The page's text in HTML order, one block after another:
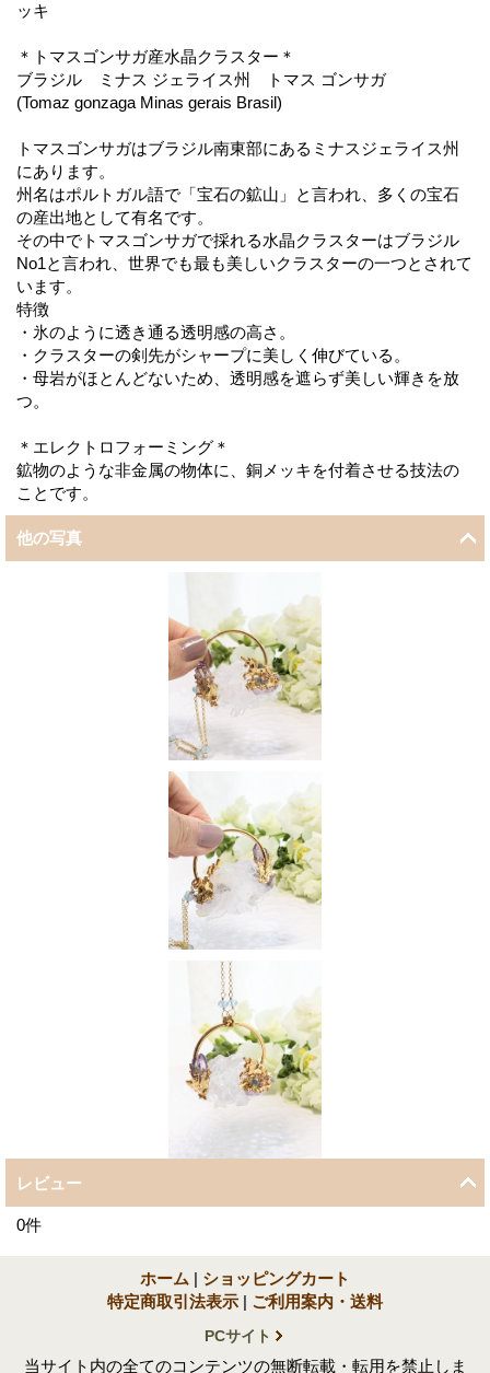
ッキ
＊トマスゴンサガ産水晶クラスター＊
ブラジル ミナス ジェライス州 トマス ゴンサガ
(Tomaz gonzaga Minas gerais Brasil)
トマスゴンサガはブラジル南東部にあるミナスジェライス州
にあります。
州名はポルトガル語で「宝石の鉱山」と言われ、多くの宝石
の産出地として有名です。
その中でトマスゴンサガで採れる水晶クラスターはブラジル
No1と言われ、世界でも最も美しいクラスターの一つとされて
います。
特徴
・氷のように透き通る透明感の高さ。
・クラスターの剣先がシャープに美しく伸びている。
・母岩がほとんどないため、透明感を遮らず美しい輝きを放
つ。
＊エレクトロフォーミング＊
鉱物のような非金属の物体に、銅メッキを付着させる技法の
ことです。
他の写真
レビュー
0件
ホーム | ショッピングカート
特定商取引法表示 | ご利用案内・送料
PCサイト
当サイト内の全てのコンテンツの無断転載・転用を禁止しま